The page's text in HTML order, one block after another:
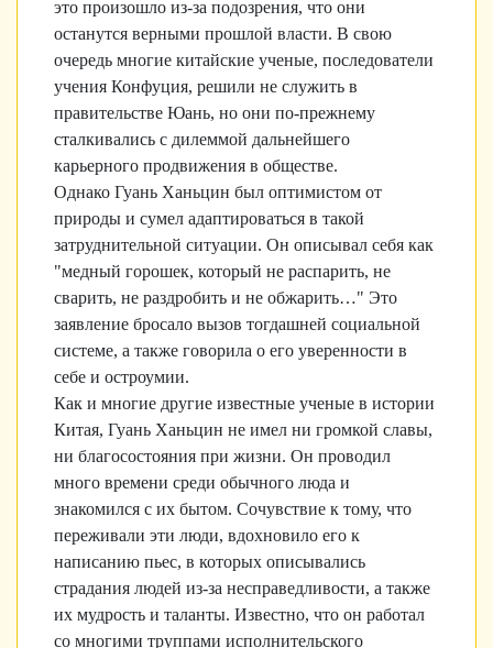
это произошло из-за подозрения, что они
останутся верными прошлой власти. В свою
очередь многие китайские ученые, последователи
учения Конфуция, решили не служить в
правительстве Юань, но они по-прежнему
сталкивались с дилеммой дальнейшего
карьерного продвижения в обществе.
Однако Гуань Ханьцин был оптимистом от
природы и сумел адаптироваться в такой
затруднительной ситуации. Он описывал себя как
"медный горошек, который не распарить, не
сварить, не раздробить и не обжарить…" Это
заявление бросало вызов тогдашней социальной
системе, а также говорила о его уверенности в
себе и остроумии.
Как и многие другие известные ученые в истории
Китая, Гуань Ханьцин не имел ни громкой славы,
ни благосостояния при жизни. Он проводил
много времени среди обычного люда и
знакомился с их бытом. Сочувствие к тому, что
переживали эти люди, вдохновило его к
написанию пьес, в которых описывались
страдания людей из-за несправедливости, а также
их мудрость и таланты. Известно, что он работал
со многими труппами исполнительского